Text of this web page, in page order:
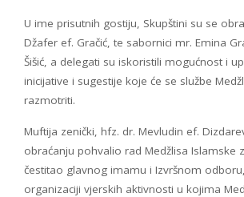
U ime prisutnih gostiju, Skupštini su se
Džafer ef. Gračić, te sabornici mr. Emina
Šišić, a delegati su iskoristili mogućnost i
inicijative i sugestije koje će se službe
razmotriti.
Muftija zenički, hfz. dr. Mevludin ef.
obraćanju pohvalio rad Medžlisa Islamske
čestitao glavnog imamu i Izvršnom
organizaciji vjerskih aktivnosti u kojima